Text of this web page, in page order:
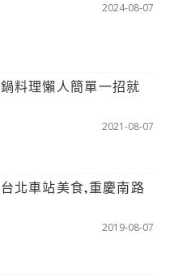
2024-08-07
料理懶人簡單一招就
2021-08-07
北車站美食,重慶南路
2019-08-07